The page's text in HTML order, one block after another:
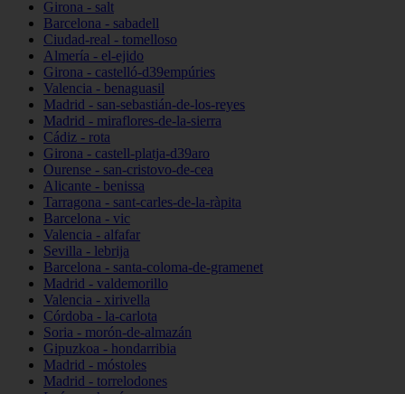
Girona - salt
Barcelona - sabadell
Ciudad-real - tomelloso
Almería - el-ejido
Girona - castelló-d39empúries
Valencia - benaguasil
Madrid - san-sebastián-de-los-reyes
Madrid - miraflores-de-la-sierra
Cádiz - rota
Girona - castell-platja-d39aro
Ourense - san-cristovo-de-cea
Alicante - benissa
Tarragona - sant-carles-de-la-ràpita
Barcelona - vic
Valencia - alfafar
Sevilla - lebrija
Barcelona - santa-coloma-de-gramenet
Madrid - valdemorillo
Valencia - xirivella
Córdoba - la-carlota
Soria - morón-de-almazán
Gipuzkoa - hondarribia
Madrid - móstoles
Madrid - torrelodones